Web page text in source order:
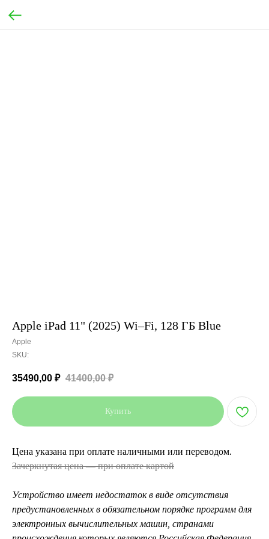
Apple iPad 11" (2025) Wi–Fi, 128 ГБ Blue
Apple
SKU:
35490,00 ₽ 41400,00 ₽
Купить
Цена указана при оплате наличными или переводом.
Зачеркнутая цена — при оплате картой
Устройство имеет недостаток в виде отсутствия
предустановленных в обязательном порядке программ для
электронных вычислительных машин, странами